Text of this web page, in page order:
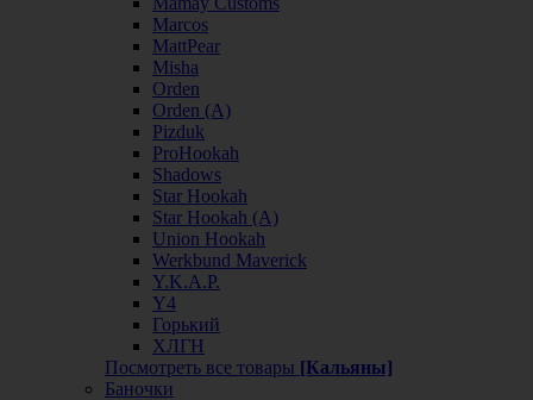
Marcos
MattPear
Misha
Orden
Orden (А)
Pizduk
ProHookah
Shadows
Star Hookah
Star Hookah (А)
Union Hookah
Werkbund Maverick
Y.K.A.P.
Y4
Горький
ХЛГН
Посмотреть все товары [Кальяны]
Баночки